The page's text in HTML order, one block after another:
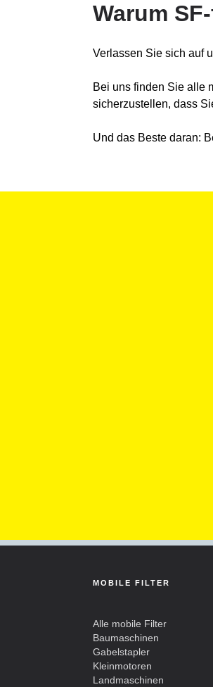
Warum
Verlassen Sie sich auf
Bei uns finden Sie alle
sicherzustellen, dass
Und das Beste daran:
MOBILE FILTER
Alle mobile Filter
Baumaschinen
Gabelstapler
Kleinmotoren
Landmaschinen